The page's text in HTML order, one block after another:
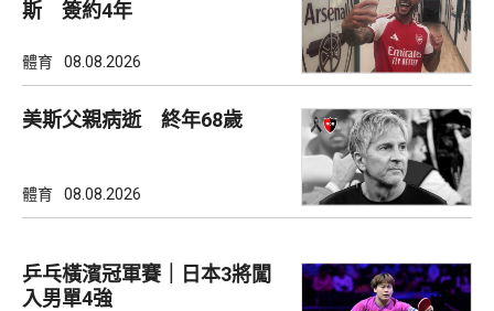
斯 簽約4年
體育 08.08.2026
美斯父親病逝 終年68歲
體育 08.08.2026
乒乓橫濱冠軍賽｜日本3將闖
入男單4強